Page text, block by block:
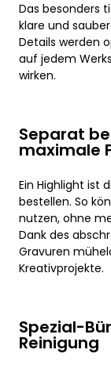
Das besonders
klare und
Details werden
auf jedem
wirken.
Separat
maximale
Ein Highlight ist
bestellen. So
nutzen, ohne
Dank des
Gravuren
Kreativprojekte.
Spezial-
Reinigung